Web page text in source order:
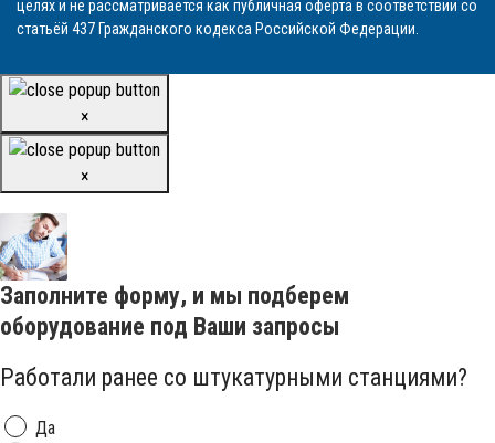
целях и не рассматривается как публичная оферта в соответствии со
статьёй 437 Гражданского кодекса Российской Федерации.
×
×
Заполните форму, и мы подберем
оборудование под Ваши запросы
Работали ранее со штукатурными станциями?
Да